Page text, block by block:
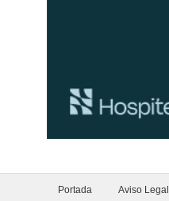
Portada Aviso Legal